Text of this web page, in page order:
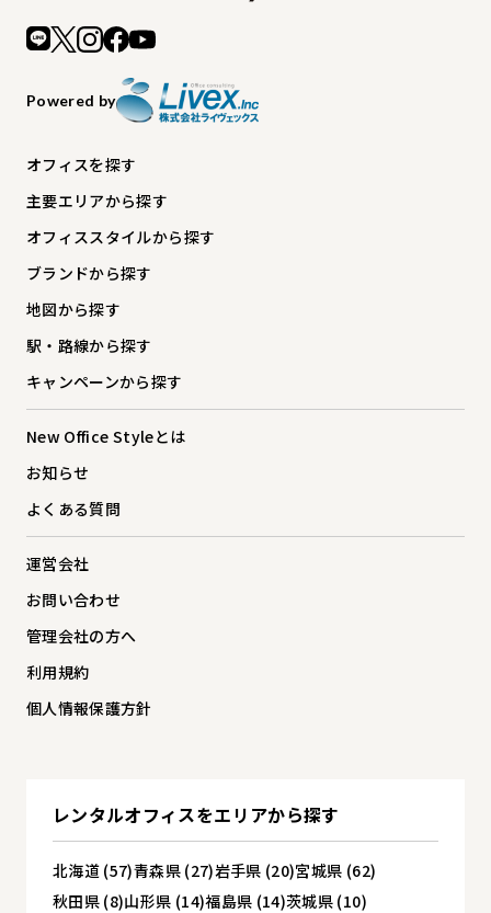
Powered by
オフィスを探す
主要エリアから探す
オフィススタイルから探す
ブランドから探す
地図から探す
駅・路線から探す
キャンペーンから探す
New Office Styleとは
お知らせ
よくある質問
運営会社
お問い合わせ
管理会社の方へ
利用規約
個人情報保護方針
レンタルオフィスをエリアから探す
北海道 (57)青森県 (27)岩手県 (20)宮城県 (62)
秋田県 (8)山形県 (14)福島県 (14)茨城県 (10)